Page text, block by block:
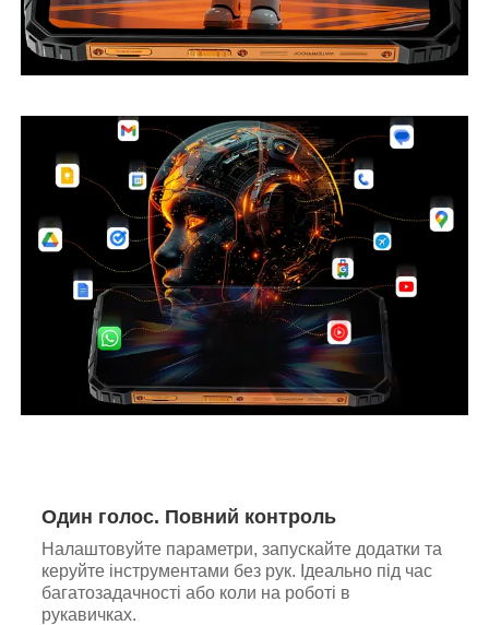
Один голос. Повний контроль
Налаштовуйте параметри, запускайте додатки та
керуйте інструментами без рук. Ідеально під час
багатозадачності або коли на роботі в
рукавичках.